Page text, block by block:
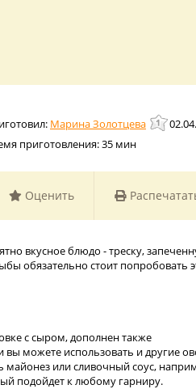
Марина Золотцева
приготовления:35 мин
Оценить
вкусное блюдо - треску,
обязательно стоит попробовать
с сыром, дополнен также
можете использовать и другие
майонез или сливочный соус,
подойдет к любому гарниру.